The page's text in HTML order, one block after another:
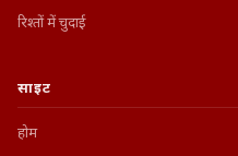
रिश्तों में चुदाई
साइट
होम